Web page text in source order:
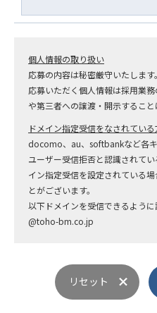
個人情報の取り扱い
応募の内容は秘密厳守いたします。
応募いただく個人情報は採用業
や第三者への譲渡・開示すること
ドメイン指定受信をなされてい
docomo、au、softbankなど各
ユーザー受信拒否と認識されて
イン指定受信を設定されている
とがございます。
以下ドメインを受信できるように
@toho-bm.co.jp
リセット